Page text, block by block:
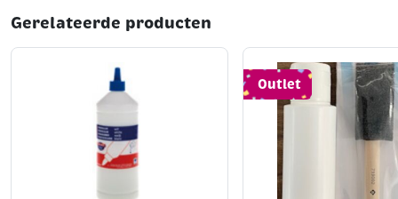
Gerelateerde producten
Outlet